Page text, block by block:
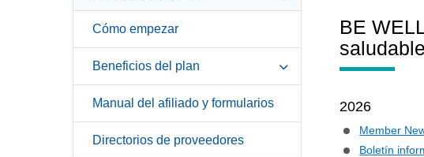
Cómo empezar
Beneficios del plan
Manual del afiliado y formularios
Directorios de proveedores
BE
saludable
2026
Member
Boletín